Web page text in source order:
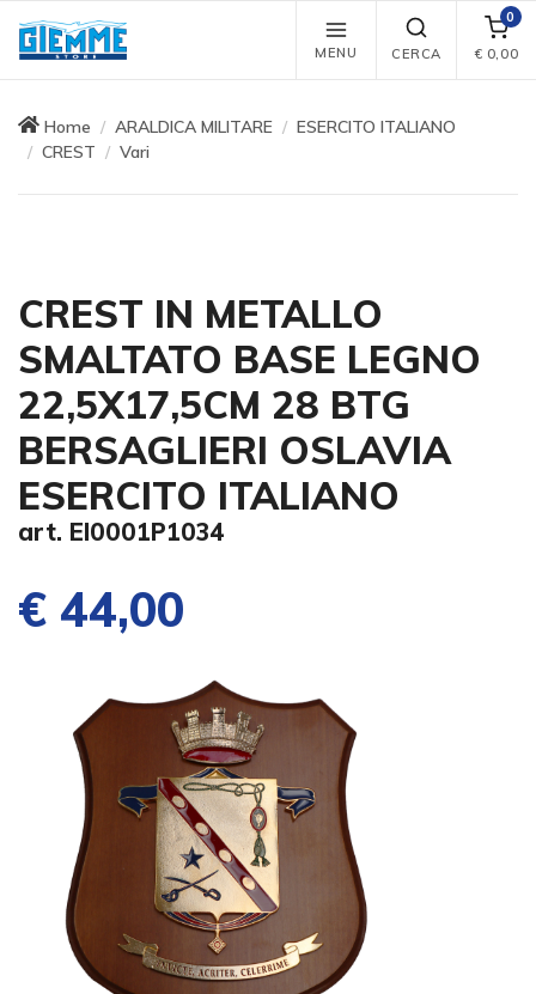
MENU CERCA
0
€ 0,00
Home ARALDICA MILITARE
ESERCITO ITALIANO
CREST
Vari
CREST IN METALLO
SMALTATO BASE LEGNO
22,5X17,5CM 28 BTG
BERSAGLIERI OSLAVIA
ESERCITO ITALIANO
art. EI0001P1034
€ 44,00